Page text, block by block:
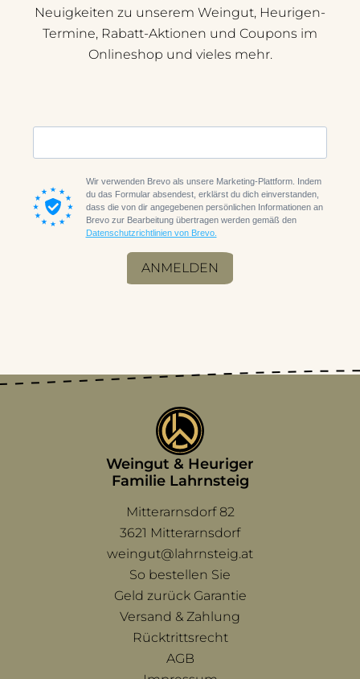
Neuigkeiten zu unserem Weingut, Heurigen-
Termine, Rabatt-Aktionen und Coupons im
Onlineshop und vieles mehr.
Wir verwenden Brevo als unsere Marketing-Plattform. Indem
du das Formular absendest, erklärst du dich einverstanden,
dass die von dir angegebenen persönlichen Informationen an
Brevo zur Bearbeitung übertragen werden gemäß den
Datenschutzrichtlinien von Brevo.
ANMELDEN
Weingut & Heuriger
Familie Lahrnsteig
Mitterarnsdorf 82
3621 Mitterarnsdorf
weingut@lahrnsteig.at
Navigation überspringenSo bestellen Sie
Geld zurück Garantie
Versand & Zahlung
Rücktrittsrecht
AGB